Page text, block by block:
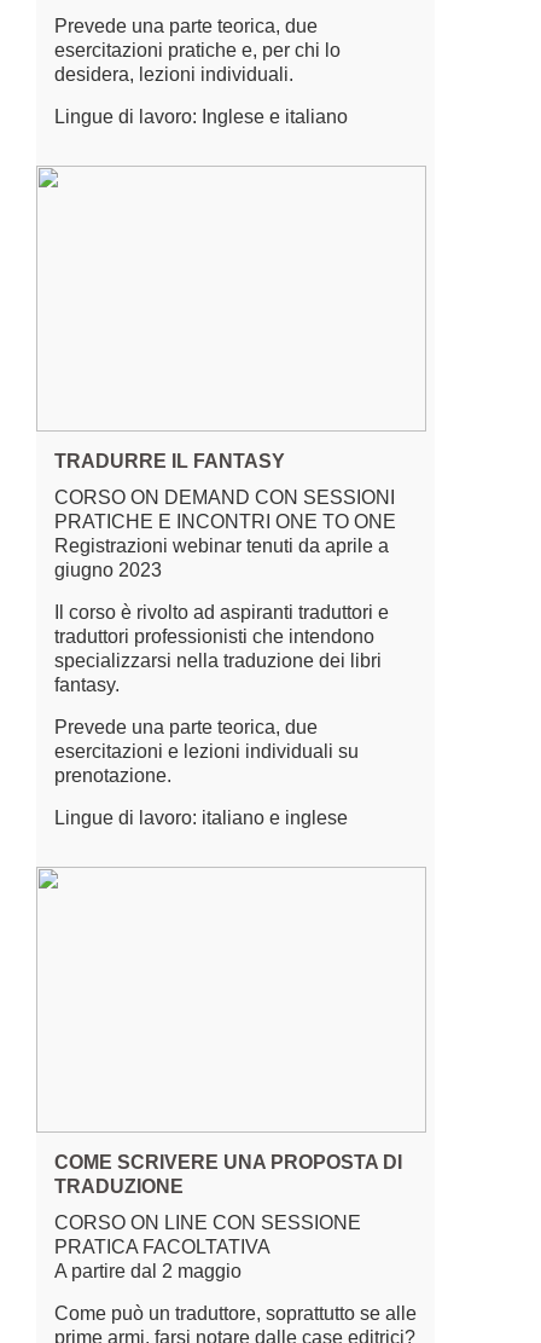
Prevede una parte teorica, due
esercitazioni pratiche e, per chi lo
desidera, lezioni individuali.
Lingue di lavoro: Inglese e italiano
TRADURRE IL FANTASY
CORSO ON DEMAND CON SESSIONI
PRATICHE E INCONTRI ONE TO ONE
Registrazioni webinar tenuti da aprile a
giugno 2023
Il corso è rivolto ad aspiranti traduttori e
traduttori professionisti che intendono
specializzarsi nella traduzione dei libri
fantasy.
Prevede una parte teorica, due
esercitazioni e lezioni individuali su
prenotazione.
Lingue di lavoro: italiano e inglese
COME SCRIVERE UNA PROPOSTA DI
TRADUZIONE
CORSO ON LINE CON SESSIONE
PRATICA FACOLTATIVA
A partire dal 2 maggio
Come può un traduttore, soprattutto se alle
prime armi, farsi notare dalle case editrici?